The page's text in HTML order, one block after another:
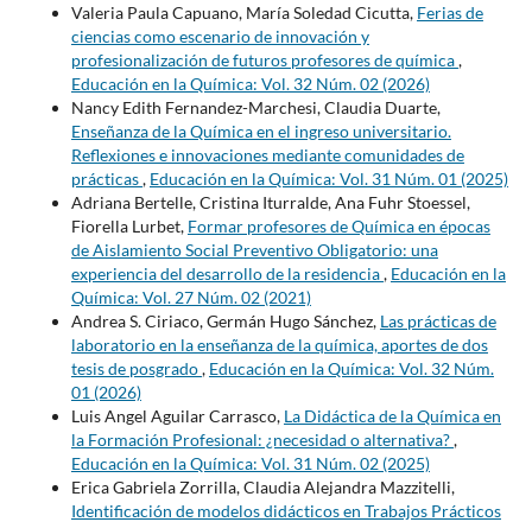
Valeria Paula Capuano, María Soledad Cicutta, Ferias de
ciencias como escenario de innovación y
profesionalización de futuros profesores de química,
Educación en la Química: Vol. 32 Núm. 02 (2026)
Nancy Edith Fernandez-Marchesi, Claudia Duarte,
Enseñanza de la Química en el ingreso universitario.
Reflexiones e innovaciones mediante comunidades de
prácticas, Educación en la Química: Vol. 31 Núm. 01 (2025)
Adriana Bertelle, Cristina Iturralde, Ana Fuhr Stoessel,
Fiorella Lurbet, Formar profesores de Química en épocas
de Aislamiento Social Preventivo Obligatorio: una
experiencia del desarrollo de la residencia, Educación en la
Química: Vol. 27 Núm. 02 (2021)
Andrea S. Ciriaco, Germán Hugo Sánchez, Las prácticas de
laboratorio en la enseñanza de la química, aportes de dos
tesis de posgrado, Educación en la Química: Vol. 32 Núm.
01 (2026)
Luis Angel Aguilar Carrasco, La Didáctica de la Química en
la Formación Profesional: ¿necesidad o alternativa?,
Educación en la Química: Vol. 31 Núm. 02 (2025)
Erica Gabriela Zorrilla, Claudia Alejandra Mazzitelli,
Identificación de modelos didácticos en Trabajos Prácticos